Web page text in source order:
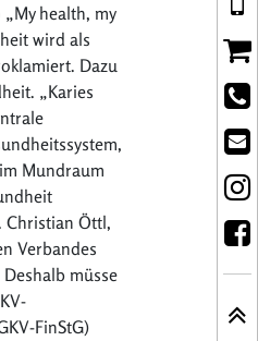
health, my
wird als
Dazu
„Karies
Mundraum
Christian Öttl,
Verbandes
müsse
FinStG)